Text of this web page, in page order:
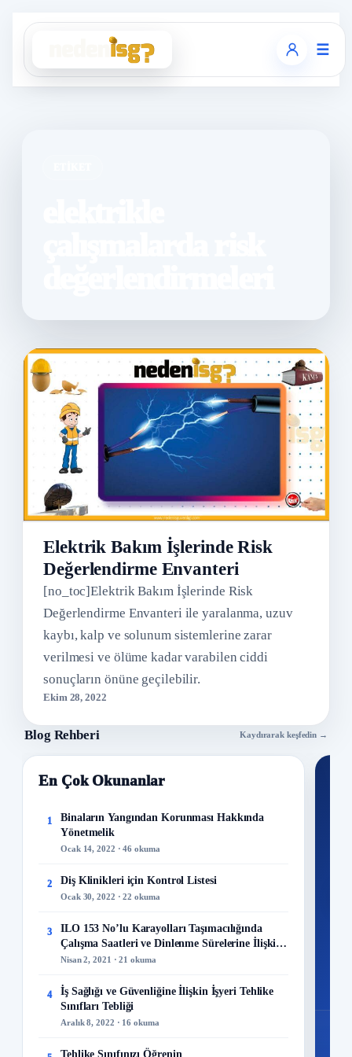
☰
Elektrik Bakım İşlerinde Risk
Değerlendirme Envanteri
[no_toc]Elektrik Bakım İşlerinde Risk
Değerlendirme Envanteri ile yaralanma, uzuv
kaybı, kalp ve solunum sistemlerine zarar
verilmesi ve ölüme kadar varabilen ciddi
sonuçların önüne geçilebilir.
Ekim 28, 2022
Blog Rehberi Kaydırarak keşfedin →
En Çok Okunanlar
1
Binaların Yangından Korunması Hakkında
Yönetmelik
Ocak 14, 2022 · 46 okuma
2 Diş Klinikleri için Kontrol Listesi
Ocak 30, 2022 · 22 okuma
3
ILO 153 No’lu Karayolları Taşımacılığında
Çalışma Saatleri ve Dinlenme Sürelerine İlişkin
Sözleşme
Nisan 2, 2021 · 21 okuma
4
İş Sağlığı ve Güvenliğine İlişkin İşyeri Tehlike
Sınıfları Tebliği
Aralık 8, 2022 · 16 okuma
Tehlike Sınıfınızı Öğrenin